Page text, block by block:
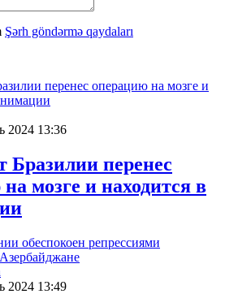
Şərh göndərmə qaydaları
2024 13:36
Бразилии перенес
мозге и находится в
2024 13:49